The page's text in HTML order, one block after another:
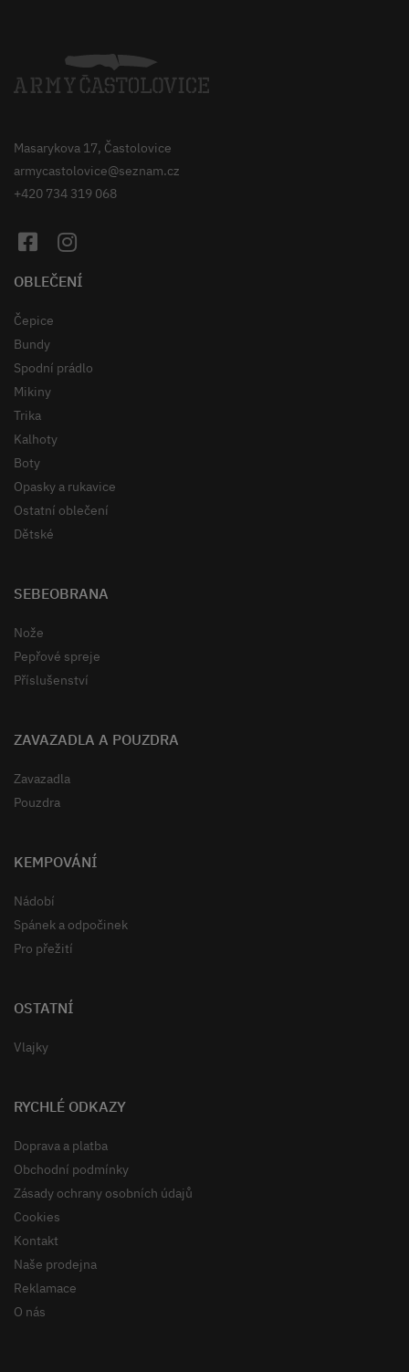
Masarykova 17, Častolovice
armycastolovice@seznam.cz
+420 734 319 068
OBLEČENÍ
Čepice
Bundy
Spodní prádlo
Mikiny
Trika
Kalhoty
Boty
Opasky a rukavice
Ostatní oblečení
Dětské
SEBEOBRANA
Nože
Pepřové spreje
Příslušenství
ZAVAZADLA A POUZDRA
Zavazadla
Pouzdra
KEMPOVÁNÍ
Nádobí
Spánek a odpočinek
Pro přežití
OSTATNÍ
Vlajky
RYCHLÉ ODKAZY
Doprava a platba
Obchodní podmínky
Zásady ochrany osobních údajů
Cookies
Kontakt
Naše prodejna
Reklamace
O nás